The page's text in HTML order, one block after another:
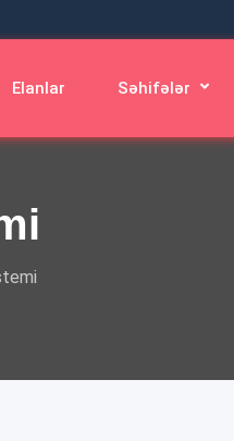
Elanlar Səhifələr